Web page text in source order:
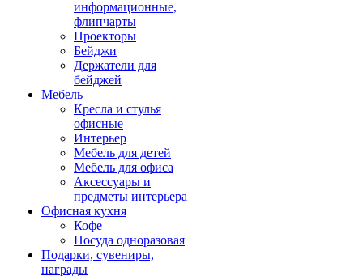
информационные,
флипчарты
Проекторы
Бейджи
Держатели для
бейджей
Мебель
Кресла и стулья
офисные
Интерьер
Мебель для детей
Мебель для офиса
Аксессуары и
предметы интерьера
Офисная кухня
Кофе
Посуда одноразовая
Подарки, сувениры,
награды